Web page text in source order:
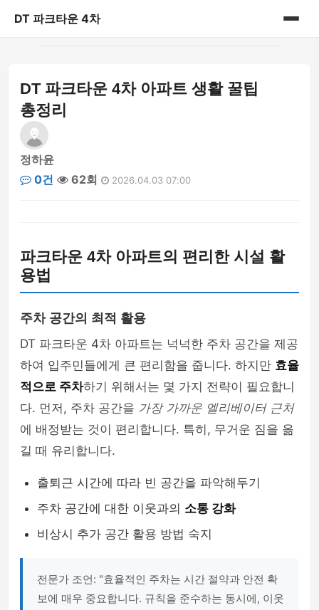
DT 파크타운 4차
게시판
DT 파크타운 4차 아파트 생활 꿀팁
총정리
정하윤
0건
62회 2026.04.03 07:00
파크타운 4차 아파트의 편리한 시설 활
용법
주차 공간의 최적 활용
DT 파크타운 4차 아파트는 넉넉한 주차 공간을 제공
하여 입주민들에게 큰 편리함을 줍니다. 하지만 효율
적으로 주차하기 위해서는 몇 가지 전략이 필요합니
다. 먼저, 주차 공간을 가장 가까운 엘리베이터 근처
에 배정받는 것이 편리합니다. 특히, 무거운 짐을 옮
길 때 유리합니다.
출퇴근 시간에 따라 빈 공간을 파악해두기
주차 공간에 대한 이웃과의 소통 강화
비상시 추가 공간 활용 방법 숙지
전문가 조언: "효율적인 주차는 시간 절약과 안전 확
보에 매우 중요합니다. 규칙을 준수하는 동시에, 이웃